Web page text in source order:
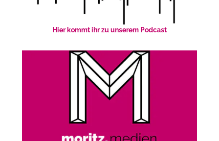
Hier kommt ihr zu unserem Podcast